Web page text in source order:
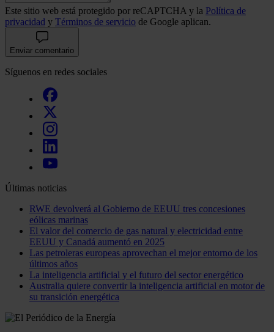
Este sitio web está protegido por reCAPTCHA y la Política de
privacidad y Términos de servicio de Google aplican.
Enviar comentario
Síguenos en redes sociales
Últimas noticias
RWE devolverá al Gobierno de EEUU tres concesiones
eólicas marinas
El valor del comercio de gas natural y electricidad entre
EEUU y Canadá aumentó en 2025
Las petroleras europeas aprovechan el mejor entorno de los
últimos años
La inteligencia artificial y el futuro del sector energético
Australia quiere convertir la inteligencia artificial en motor de
su transición energética